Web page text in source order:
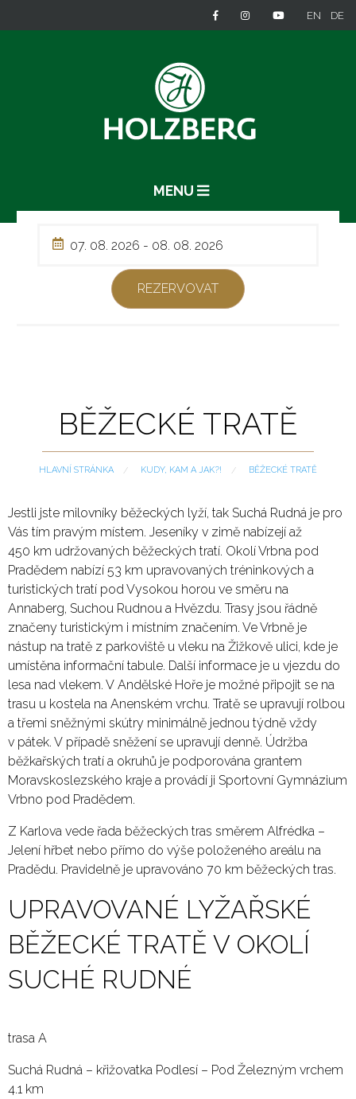
EN DE
MENU
BĚŽECKÉ TRATĚ
HLAVNÍ STRÁNKA KUDY, KAM A JAK?! CURRENT:
BĚŽECKÉ TRATĚ
Jestli jste milovníky běžeckých lyží, tak Suchá Rudná je pro
Vás tím pravým místem. Jeseníky v zimě nabízejí až
450 km udržovaných běžeckých tratí. Okolí Vrbna pod
Pradědem nabízí 53 km upravovaných tréninkových a
turistických tratí pod Vysokou horou ve směru na
Annaberg, Suchou Rudnou a Hvězdu. Trasy jsou řádně
značeny turistickým i místním značením. Ve Vrbně je
nástup na tratě z parkoviště u vleku na Žižkově ulici, kde je
umístěna informační tabule. Další informace je u vjezdu do
lesa nad vlekem. V Andělské Hoře je možné připojit se na
trasu u kostela na Anenském vrchu. Tratě se upravují rolbou
a třemi sněžnými skútry minimálně jednou týdně vždy
v pátek. V případě sněžení se upravují denně. Údržba
běžkařských tratí a okruhů je podporována grantem
Moravskoslezského kraje a provádí ji Sportovní Gymnázium
Vrbno pod Pradědem.
Z Karlova vede řada běžeckých tras směrem Alfrédka –
Jelení hřbet nebo přímo do výše položeného areálu na
Pradědu. Pravidelně je upravováno 70 km běžeckých tras.
UPRAVOVANÉ LYŽAŘSKÉ
BĚŽECKÉ TRATĚ V OKOLÍ
SUCHÉ RUDNÉ
trasa A
Suchá Rudná – křižovatka Podlesí – Pod Železným vrchem
4.1 km